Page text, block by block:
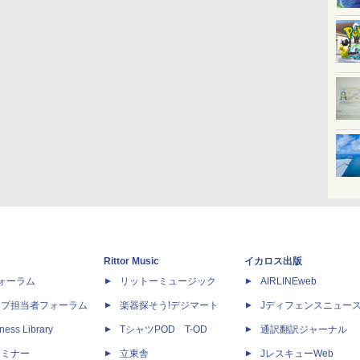
ーラム
担当者フォーラム
Library
ナー
Rittor Music
リットーミュージック
楽器探そう!デジマート
TシャツPOD T-OD
立東舎
イカロス出版
AIRLINEweb
Jディフェンスニュー
通訳翻訳ジャーナル
JレスキューWeb